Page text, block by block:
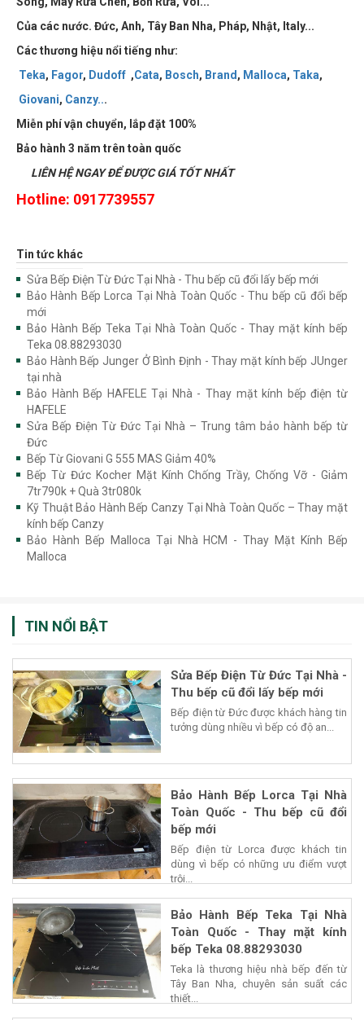
Của các nước. Đức, Anh, Tây Ban Nha, Pháp, Nhật, Italy...
Các thương hiệu nổi tiếng như:
Teka, Fagor, Dudoff ,Cata, Bosch, Brand, Malloca, Taka,
Giovani, Canzy...
Miễn phí vận chuyển, lắp đặt 100%
Bảo hành 3 năm trên toàn quốc
LIÊN HỆ NGAY ĐỂ ĐƯỢC GIÁ TỐT NHẤT
Hotline: 0917739557
Tin tức khác
Sửa Bếp Điện Từ Đức Tại Nhà - Thu bếp cũ đổi lấy bếp mới
Bảo Hành Bếp Lorca Tại Nhà Toàn Quốc - Thu bếp cũ đổi bếp
mới
Bảo Hành Bếp Teka Tại Nhà Toàn Quốc - Thay mặt kính bếp
Teka 08.88293030
Bảo Hành Bếp Junger Ở Bình Định - Thay mặt kính bếp JUnger
tại nhà
Bảo Hành Bếp HAFELE Tại Nhà - Thay mặt kính bếp điện từ
HAFELE
Sửa Bếp Điện Từ Đức Tại Nhà – Trung tâm bảo hành bếp từ
Đức
Bếp Từ Giovani G 555 MAS Giảm 40%
Bếp Từ Đức Kocher Mặt Kính Chống Trầy, Chống Vỡ - Giảm
7tr790k + Quà 3tr080k
Kỹ Thuật Bảo Hành Bếp Canzy Tại Nhà Toàn Quốc – Thay mặt
kính bếp Canzy
Bảo Hành Bếp Malloca Tại Nhà HCM - Thay Mặt Kính Bếp
Malloca
TIN NỔI BẬT
Sửa Bếp Điện Từ Đức Tại Nhà -
Thu bếp cũ đổi lấy bếp mới
Bếp điện từ Đức được khách hàng tin
tưởng dùng nhiều vì bếp có độ an...
Bảo Hành Bếp Lorca Tại Nhà
Toàn Quốc - Thu bếp cũ đổi
bếp mới
Bếp điện từ Lorca được khách tin
dùng vì bếp có những ưu điểm vượt
trội...
Bảo Hành Bếp Teka Tại Nhà
Toàn Quốc - Thay mặt kính
bếp Teka 08.88293030
Teka là thương hiệu nhà bếp đến từ
Tây Ban Nha, chuyên sản suất các
thiết...